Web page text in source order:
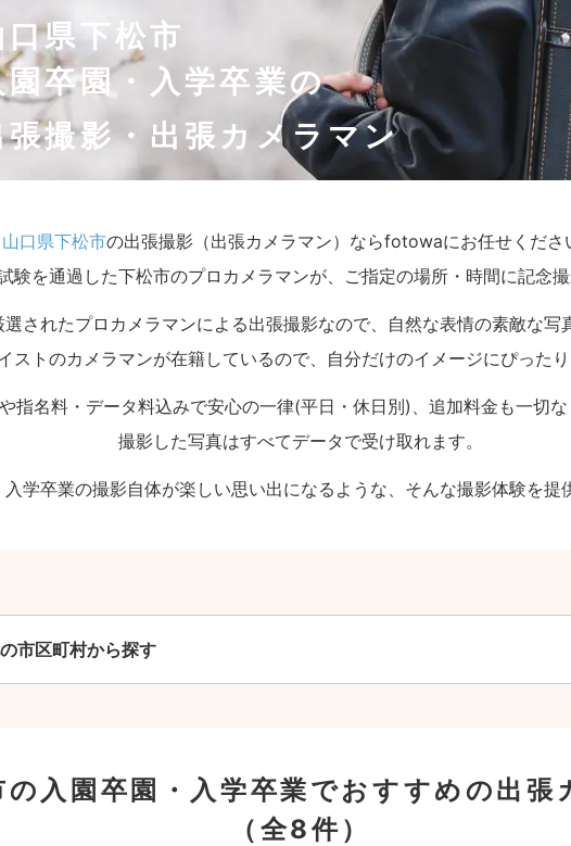
口県下松市
園卒園・入学卒業の
張撮影・出張カメラマン
山口県下松市の出張撮影（出張カメラマン）ならfotowaにお任せくださ
験を通過した下松市のプロカメラマンが、ご指定の場所・時間に記念撮
選されたプロカメラマンによる出張撮影なので、自然な表情の素敵な写
ストのカメラマンが在籍しているので、自分だけのイメージにぴったり
指名料・データ料込みで安心の一律(平日・休日別)、追加料金も一切
撮影した写真はすべてデータで受け取れます。
入学卒業の撮影自体が楽しい思い出になるような、そんな撮影体験を提
市区町村から探す
の入園卒園・入学卒業でおすすめの出張
（全8件）